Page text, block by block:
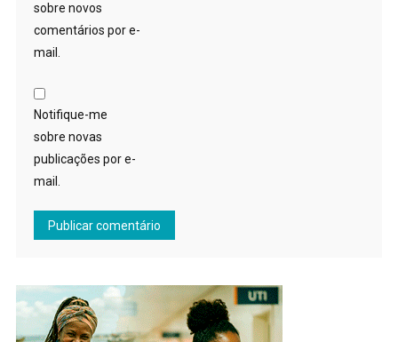
sobre novos
comentários por e-
mail.
Notifique-me
sobre novas
publicações por e-
mail.